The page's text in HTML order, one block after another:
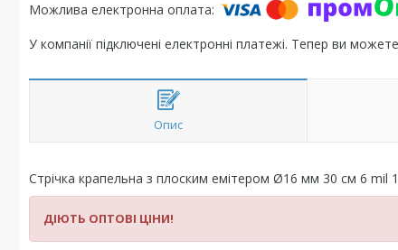
У компанії підключені електронні платежі. Тепер ви
Опис
Стрічка крапельна з плоским емітером Ø16 мм 30 см 6 mil
ДІЮТЬ ОПТОВІ ЦІНИ!